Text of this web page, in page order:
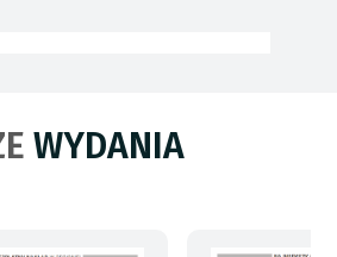
WYDANIA